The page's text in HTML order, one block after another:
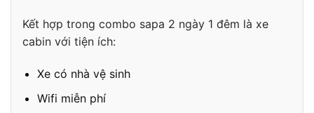
Kết hợp trong combo sapa 2 ngày 1 đêm là xe
cabin với tiện ích:
Xe có nhà vệ sinh
Wifi miễn phí